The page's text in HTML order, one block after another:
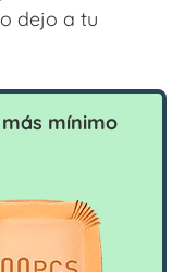
dejo a tu
mínimo